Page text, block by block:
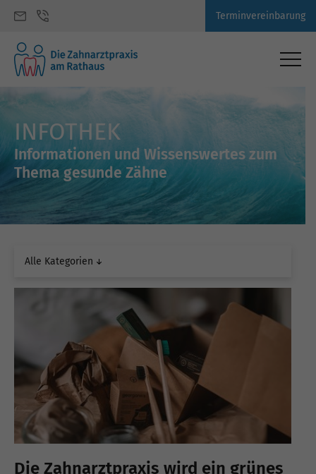
Terminvereinbarung
INFOTHEK
Informationen und Wissenswertes zum
Thema gesunde Zähne
Alle Kategorien
Die Zahnarztpraxis wird ein grünes